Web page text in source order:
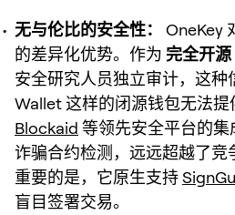
无与伦比的安全性：
OneKey
的差异化优势。作为 完全开源
安全研究人员独立审计，这种
Wallet 这样的闭源钱包无法提
Blockaid 等领先安全平台的
诈骗合约检测，远远超越了竞
重要的是，它原生支持
盲目签署交易。